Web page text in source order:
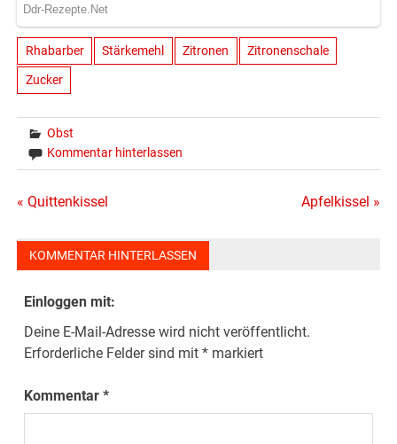
Rhabarber Stärkemehl Zitronen Zitronenschale
Zucker
Obst
Kommentar hinterlassen
Beitragsnavigation
« Quittenkissel Apfelkissel »
KOMMENTAR HINTERLASSEN
Einloggen mit:
Deine E-Mail-Adresse wird nicht veröffentlicht.
Erforderliche Felder sind mit* markiert
Kommentar*